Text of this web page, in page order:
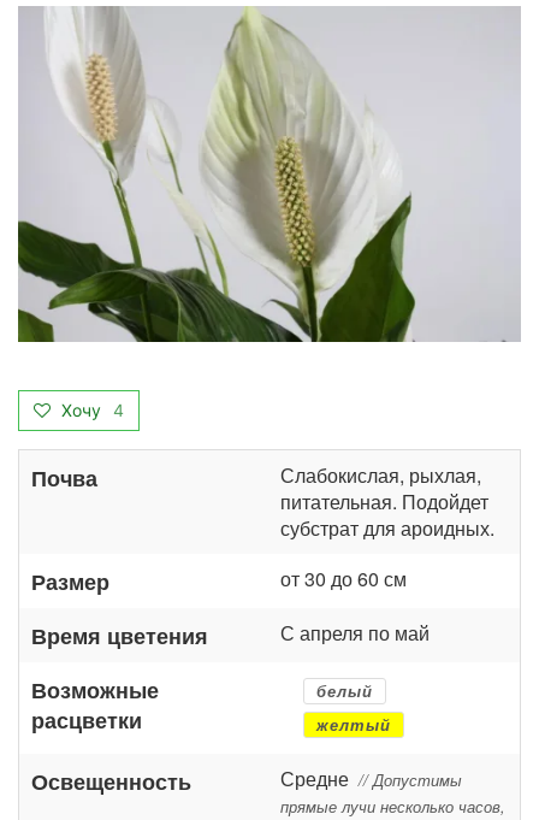
Хочу 4
Почва
Слабокислая, рыхлая,
питательная. Подойдет
субстрат для ароидных.
Размер от 30 до 60 см
Время цветения С апреля по май
Возможные
расцветки
белый
желтый
Освещенность Средне // Допустимы
прямые лучи несколько часов,